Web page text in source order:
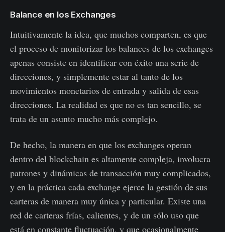
Balance en los Exchanges
Intuitivamente la idea, que muchos comparten, es que
el proceso de monitorizar los balances de los exchanges
apenas consiste en identificar con éxito una serie de
direcciones, y simplemente estar al tanto de los
movimientos monetarios de entrada y salida de esas
direcciones. La realidad es que no es tan sencillo, se
trata de un asunto mucho más complejo.
De hecho, la manera en que los exchanges operan
dentro del blockchain es altamente compleja, involucra
patrones y dinámicas de transacción muy complicados,
y en la práctica cada exchange ejerce la gestión de sus
carteras de manera muy única y particular. Existe una
red de carteras frías, calientes, y de un sólo uso que
está en constante fluctuación, y que ocasionalmente